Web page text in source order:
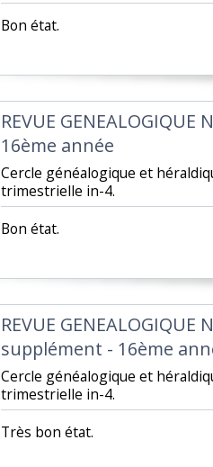
‎Bon état.‎
‎REVUE GENEALOGIQUE
16ème année‎
‎Cercle généalogique et
trimestrielle in-4.‎
‎Bon état.‎
‎REVUE GENEALOGIQUE
supplément - 16ème
‎Cercle généalogique et
trimestrielle in-4.‎
‎Très bon état.‎